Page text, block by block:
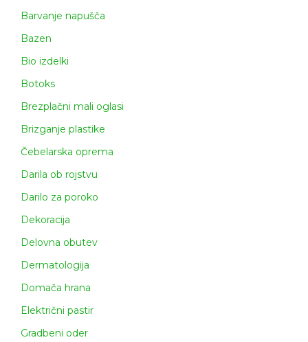
Barvanje napušča
Bazen
Bio izdelki
Botoks
Brezplačni mali oglasi
Brizganje plastike
Čebelarska oprema
Darila ob rojstvu
Darilo za poroko
Dekoracija
Delovna obutev
Dermatologija
Domača hrana
Električni pastir
Gradbeni oder